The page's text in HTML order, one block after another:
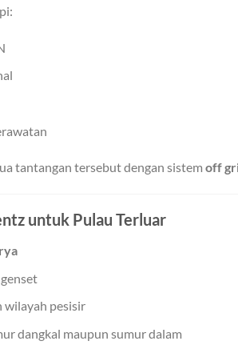
tantangan tersebut dengan sistem off
untuk Pulau Terluar
wilayah pesisir
dangkal maupun sumur dalam